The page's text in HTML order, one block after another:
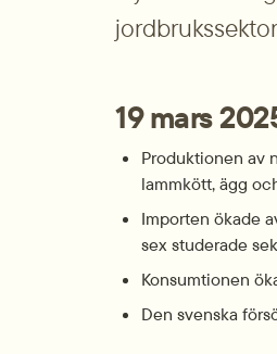
19 mars
Produktionen av
lammkött, ägg
Importen ökade
sex studerade
Konsumtionen
Den svenska